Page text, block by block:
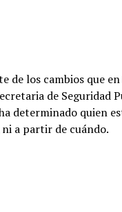
de los cambios que en
de Seguridad
determinado quien
a partir de cuándo.